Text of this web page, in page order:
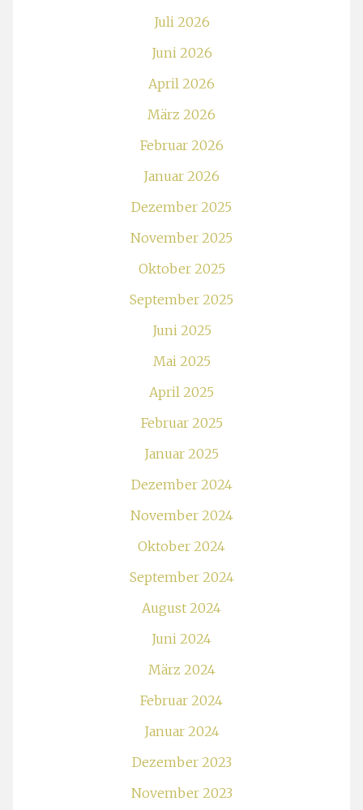
Juli 2026
Juni 2026
April 2026
März 2026
Februar 2026
Januar 2026
Dezember 2025
November 2025
Oktober 2025
September 2025
Juni 2025
Mai 2025
April 2025
Februar 2025
Januar 2025
Dezember 2024
November 2024
Oktober 2024
September 2024
August 2024
Juni 2024
März 2024
Februar 2024
Januar 2024
Dezember 2023
November 2023